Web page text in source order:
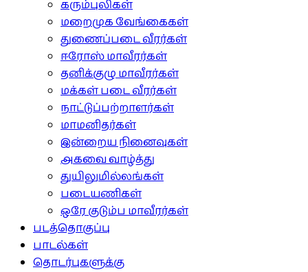
கரும்புலிகள்
மறைமுக வேங்கைகள்
துணைப்படை வீரர்கள்
ஈரோஸ் மாவீரர்கள்
தனிக்குழு மாவீரர்கள்
மக்கள் படை வீரர்கள்
நாட்டுப்பற்றாளர்கள்
மாமனிதர்கள்
இன்றைய நினைவுகள்
அகவை வாழ்த்து
துயிலுமில்லங்கள்
படையணிகள்
ஒரே குடும்ப மாவீரர்கள்
படத்தொகுப்பு
பாடல்கள்
தொடர்புகளுக்கு